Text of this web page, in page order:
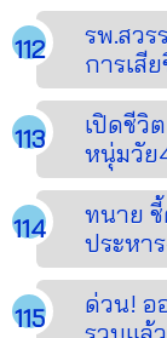
รพ.สว
การเสี
เปิดชีวิ
หนุ่มวัย
ทนาย
ประหา
ด่วน! อ